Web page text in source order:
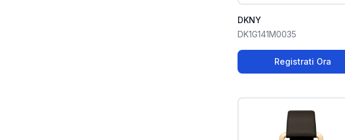
DKNY
DK1G141M0035
Registrati Ora